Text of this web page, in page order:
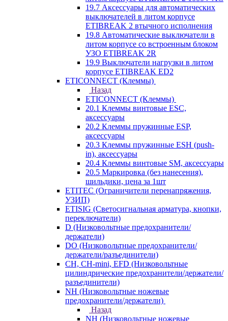
19.7 Аксессуары для автоматических
выключателей в литом корпусе
ETIBREAK 2 втычного исполнения
19.8 Автоматические выключатели в
литом корпусе со встроенным блоком
УЗО ETIBREAK 2R
19.9 Выключатели нагрузки в литом
корпусе ETIBREAK ED2
ETICONNECT (Клеммы)
Назад
ETICONNECT (Клеммы)
20.1 Клеммы винтовые ESC,
аксессуары
20.2 Клеммы пружинные ESP,
аксессуары
20.3 Клеммы пружинные ESH (push-
in), аксессуары
20.4 Клеммы винтовые SM, аксессуары
20.5 Маркировка (без нанесения),
шильдики, цена за 1шт
ETITEC (Ограничители перенапряжения,
УЗИП)
ETISIG (Светосигнальная арматура, кнопки,
переключатели)
D (Низковольтные предохранители/
держатели)
DO (Низковольтные предохранители/
держатели/разъединители)
CH, CH-mini, EFD (Низковольтные
цилиндрические предохранители/держатели/
разъединители)
NH (Низковольтные ножевые
предохранители/держатели)
Назад
NH (Низковольтные ножевые